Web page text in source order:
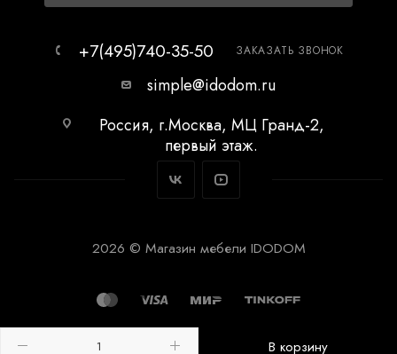
В корзину
+7(495)740-35-50 ЗАКАЗАТЬ ЗВОНОК
simple@idodom.ru
Россия, г.Москва, МЦ Гранд-2,
первый этаж.
2026 © Магазин мебели IDODOM